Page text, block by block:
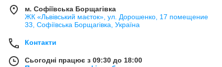
м. Софіївська Борщагівка
ЖК «Львівський маєток», ул. Дорошенко, 17 помещение
33, Софіївська Борщагівка, Україна
Контакти
Сьогодні працює з 09:30 до 18:00